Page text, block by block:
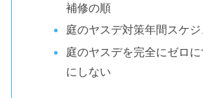
補修の順
庭のヤスデ対策年間スケ
庭のヤスデを完全にゼロ
にしない